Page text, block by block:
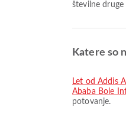
številne
Katere so
let od Addis
Ababa Bole
potovanje.